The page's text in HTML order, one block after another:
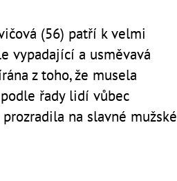
(56) patří k velmi
vypadající a usměvavá
z toho, že musela
řady lidí vůbec
na slavné mužské